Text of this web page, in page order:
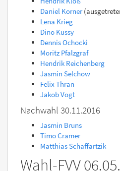
Daniel Korner
Lena Krieg
Dino Kussy
Dennis Ochocki
Moritz Pfalzgraf
Hendrik Reichenberg
Jasmin Selchow
Felix Thran
Jakob Vogt
Nachwahl 30.11.2016
Jasmin Bruns
Timo Cramer
Matthias Schaffartzik
Wahl-FVV